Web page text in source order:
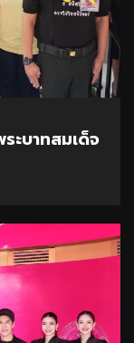
ะบาทสมเด็จ